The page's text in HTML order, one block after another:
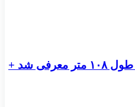
بزرگ‌ترین هواپیمای جهان با طول ۱۰۸ متر معرفی شد +